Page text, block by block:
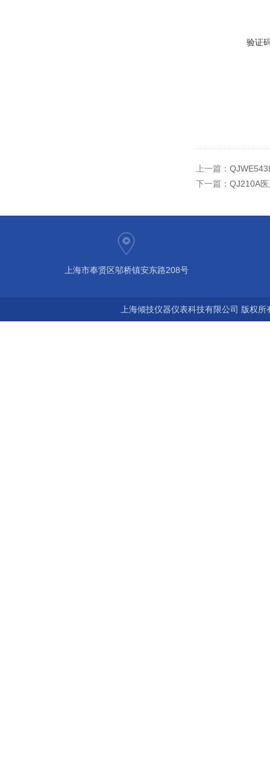
验证
上一篇：
下一篇： QJ210A
上海市奉贤区邬桥镇安东路208号
上海倾技仪器仪表科技有限公司 版权